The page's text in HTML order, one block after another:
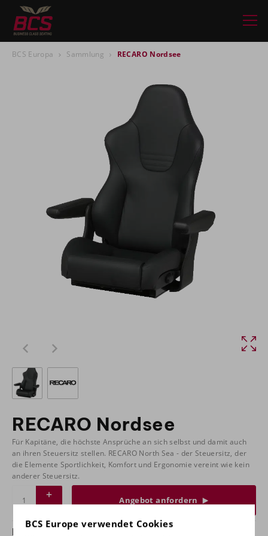
BCS Europe verwendet Cookies
BCS Europa Sammlung RECARO Nordsee
RECARO Nordsee
Für Kapitäne, die höchste Ansprüche an sich selbst und damit auch
an ihren Steuersitz stellen. RECARO North Sea - der Steuersitz, der
die Elemente Sportlichkeit, Komfort und Ergonomie vereint wie kein
anderer Steuersitz.
Angebot anfordern
Haben Sie Fragen zu diesem Produkt oder